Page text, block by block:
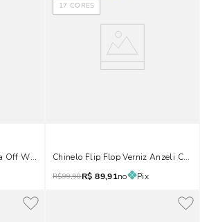
Off White
17 CORES
Chinelo Flip Flop Verniz Anzeli
R$99,90R$ 89,91no Pix